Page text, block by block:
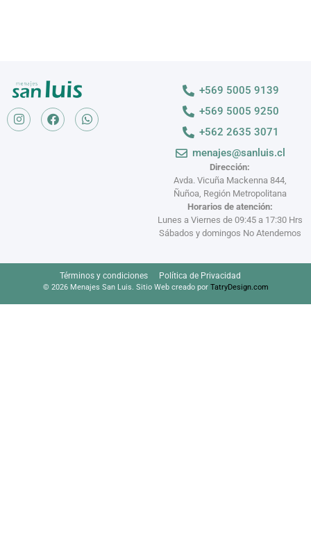
Dirección:
Avda. Vicuña Mackenna 844,
Ñuñoa, Región Metropolitana
Horarios de atención:
Lunes a Viernes de 09:45 a 17:30 Hrs
Sábados y domingos No Atendemos
+569 5005 9139
+569 5005 9250
+562 2635 3071
menajes@sanluis.cl
Términos y condiciones Política de Privacidad
© 2026 Menajes San Luis. Sitio Web creado por TatryDesign.com